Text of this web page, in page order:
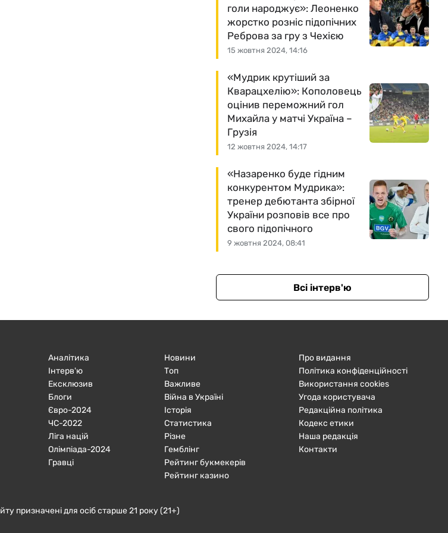
15 жовтня 2024, 14:16
голи народжує»: Леоненко
жорстко розніс підопічних
Реброва за гру з Чехією
12 жовтня 2024, 14:17
«Мудрик крутіший за
Кварацхелію»: Кополовець
оцінив переможний гол
Михайла у матчі Україна –
Грузія
9 жовтня 2024, 08:41
«Назаренко буде гідним
конкурентом Мудрика»:
тренер дебютанта збірної
України розповів все про
свого підопічного
Всі інтерв'ю
Аналітика
Інтерв'ю
Ексклюзив
Блоги
Євро-2024
ЧC-2022
Ліга націй
Олімпіада-2024
Гравці
Новини
Топ
Важливе
Війна в Україні
Історія
Статистика
Різне
Гемблінг
Рейтинг букмекерів
Рейтинг казино
Про видання
Політика конфіденційності
Використання cookies
Угода користувача
Редакційна політика
Кодекс етики
Наша редакція
Контакти
призначені для осіб старше 21 року (21+)